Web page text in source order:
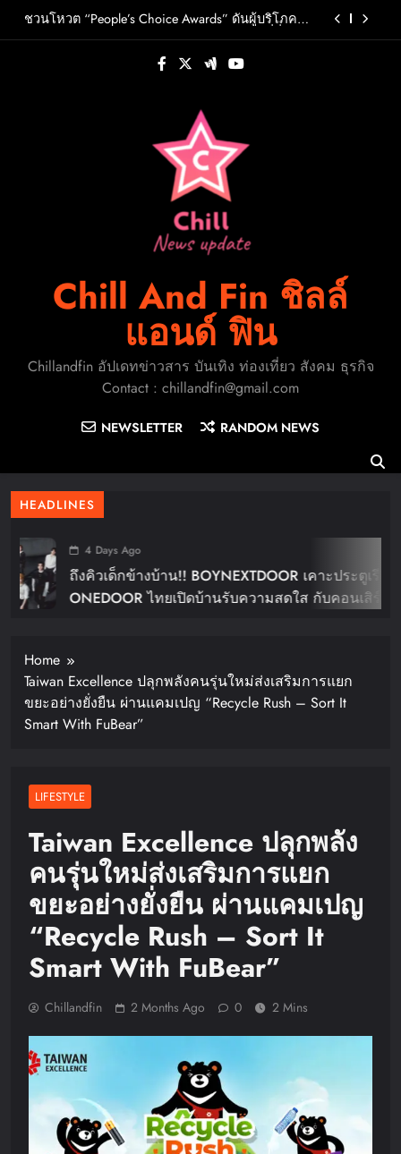
วต์ PRIMA เตรียมปล่อย 4 ก.ย. นี้
ชวนโหวต “People’s Choice Awards” ดันผู้บริโภค
FLO เกิร์ลกรุ๊ป R&B สุดแซ่บแห่งยุค ส่งอัลบั้มชุดที่ 2
THERAPY AT THE CLUB พร้อมปล่อยเอ็มวี “Cry Ugly”
ครอบครัว สร้างความทรงจำดีๆไปกับออนิกซ์ฮอสพิ
รู้จัก ADÉLA ป๊อปสตาร์สาวดาวรุ่งจากสโลวาเกีย กับ
เพลงสุดไวรัล “Ain’t In LA”พร้อมประกาศอัลบั้มเดบิ
วต์ PRIMA เตรียมปล่อย 4 ก.ย. นี้
ชวนโหวต “People’s Choice Awards” ดันผู้บริโภค
ร่วมตัดสินสุดยอดบริษัทอสังหาฯและเอเจนต์ที่ชื่น
FLO เกิร์ลกรุ๊ป R&B สุดแซ่บแห่งยุค ส่งอัลบั้มชุดที่ 2
THERAPY AT THE CLUB พร้อมปล่อยเอ็มวี “Cry Ugly”
โดนใจแฟนคลับ ก่อนบินมาเจอแฟนไทย 29 สิงหาคม
ปักหมุดวันหยุดนี้! ออกไปสร้างช่วงเวลาพิเศษกับ
ครอบครัว สร้างความทรงจำดีๆไปกับออนิกซ์ฮอสพิ
Chill And Fin ชิลล์
แอนด์ ฟิน
Chillandfin อัปเดทข่าวสาร บันเทิง ท่องเที่ยว สังคม ธุรกิจ
Contact : chillandfin@gmail.com
NEWSLETTER RANDOM NEWS
HEADLINES
4 Days Ago
ถึงคิวเด็กข้างบ้าน!! BOYNEXTDOOR เคาะประตูเรียก
ONEDOOR ไทยเปิดบ้านรับความสดใส กับคอนเสิร์ต
Home
Taiwan Excellence ปลุกพลังคนรุ่นใหม่ส่งเสริมการแยก
ขยะอย่างยั่งยืน ผ่านแคมเปญ “Recycle Rush – Sort It
Smart With FuBear”
LIFESTYLE
Taiwan Excellence ปลุกพลัง
คนรุ่นใหม่ส่งเสริมการแยก
ขยะอย่างยั่งยืน ผ่านแคมเปญ
“Recycle Rush – Sort It
Smart With FuBear”
Chillandfin 2 Months Ago 0 2 Mins